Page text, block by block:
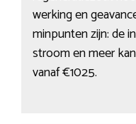
werking en
minpunten zijn: de
stroom en meer
vanaf €1025.